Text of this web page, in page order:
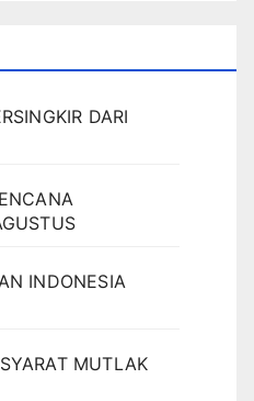
DARI
INDONESIA
MUTLAK